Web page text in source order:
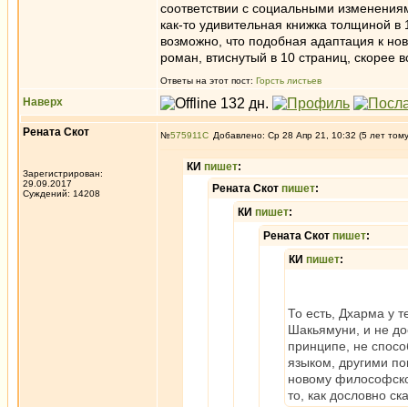
соответствии с социальными
как-то удивительная книжка толщиной
возможно, что подобная адаптация к
роман, втиснутый в 10 страниц, скорее
Ответы на этот пост: Горсть листьев
Наверх
Рената Скот
Зарегистрирован:
29.09.2017
Суждений: 14208
№575911 Добавлено: Ср 28 Апр 21, 10:32 (5 лет
КИ пишет:
Рената Скот пишет:
КИ пишет:
Рената Скот пишет:
КИ пишет:
То есть, Дхарма у
Шакьямуни, и не
принципе, не
языком, другими
новому
то, как дословно